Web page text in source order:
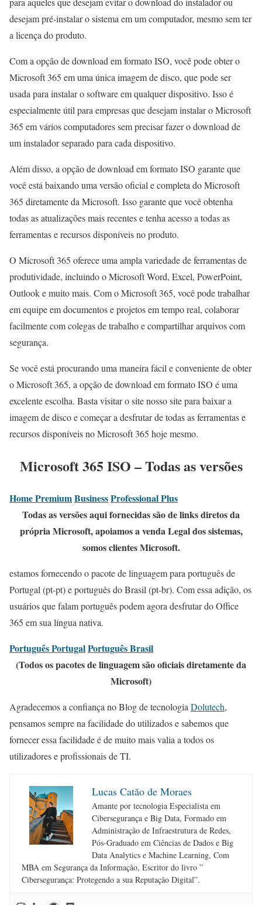
desejam pré-instalar o sistema em um computador, mesmo sem ter
a licença do produto.
Com a opção de download em formato ISO, você pode obter o
Microsoft 365 em uma única imagem de disco, que pode ser
usada para instalar o software em qualquer dispositivo. Isso é
especialmente útil para empresas que desejam instalar o Microsoft
365 em vários computadores sem precisar fazer o download de
um instalador separado para cada dispositivo.
Além disso, a opção de download em formato ISO garante que
você está baixando uma versão oficial e completa do Microsoft
365 diretamente da Microsoft. Isso garante que você obtenha
todas as atualizações mais recentes e tenha acesso a todas as
ferramentas e recursos disponíveis no produto.
O Microsoft 365 oferece uma ampla variedade de ferramentas de
produtividade, incluindo o Microsoft Word, Excel, PowerPoint,
Outlook e muito mais. Com o Microsoft 365, você pode trabalhar
em equipe em documentos e projetos em tempo real, colaborar
facilmente com colegas de trabalho e compartilhar arquivos com
segurança.
Se você está procurando uma maneira fácil e conveniente de obter
o Microsoft 365, a opção de download em formato ISO é uma
excelente escolha. Basta visitar o site nosso site para baixar a
imagem de disco e começar a desfrutar de todas as ferramentas e
recursos disponíveis no Microsoft 365 hoje mesmo.
Microsoft 365 ISO – Todas as versões
Home PremiumBusinessProfessional Plus
Todas as versões aqui fornecidas são de links diretos da
própria Microsoft, apoiamos a venda Legal dos sistemas,
somos clientes Microsoft.
estamos fornecendo o pacote de linguagem para português de
Portugal (pt-pt) e português do Brasil (pt-br). Com essa adição, os
usuários que falam português podem agora desfrutar do Office
365 em sua língua nativa.
Português PortugalPortuguês Brasil
(Todos os pacotes de linguagem são oficiais diretamente da
Microsoft)
Agradecemos a confiança no Blog de tecnologia Dolutech,
pensamos sempre na facilidade do utilizados e sabemos que
fornecer essa facilidade é de muito mais valia a todos os
utilizadores e profissionais de TI.
Lucas Catão de Moraes
Amante por tecnologia Especialista em
Cibersegurança e Big Data, Formado em
Administração de Infraestrutura de Redes,
Pós-Graduado em Ciências de Dados e Big
Data Analytics e Machine Learning, Com
MBA em Segurança da Informação, Escritor do livro ”
Cibersegurança: Protegendo a sua Reputação Digital”.